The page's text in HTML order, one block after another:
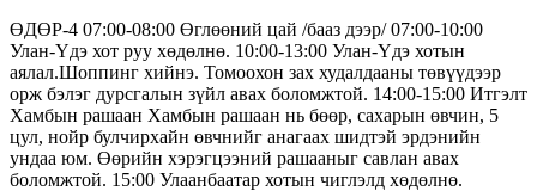
ӨДӨР-4 07:00-08:00 Өглөөний цай /бааз дээр/ 07:00-10:00
Улан-Үдэ хот руу хөдөлнө. 10:00-13:00 Улан-Үдэ хотын
аялал.Шоппинг хийнэ. Томоохон зах худалдааны төвүүдээр
орж бэлэг дурсгалын зүйл авах боломжтой. 14:00-15:00 Итгэлт
Хамбын рашаан Хамбын рашаан нь бөөр, сахарын өвчин, 5
цул, нойр булчирхайн өвчнийг анагаах шидтэй эрдэнийн
ундаа юм. Өөрийн хэрэгцээний рашааныг савлан авах
боломжтой. 15:00 Улаанбаатар хотын чиглэлд хөдөлнө.